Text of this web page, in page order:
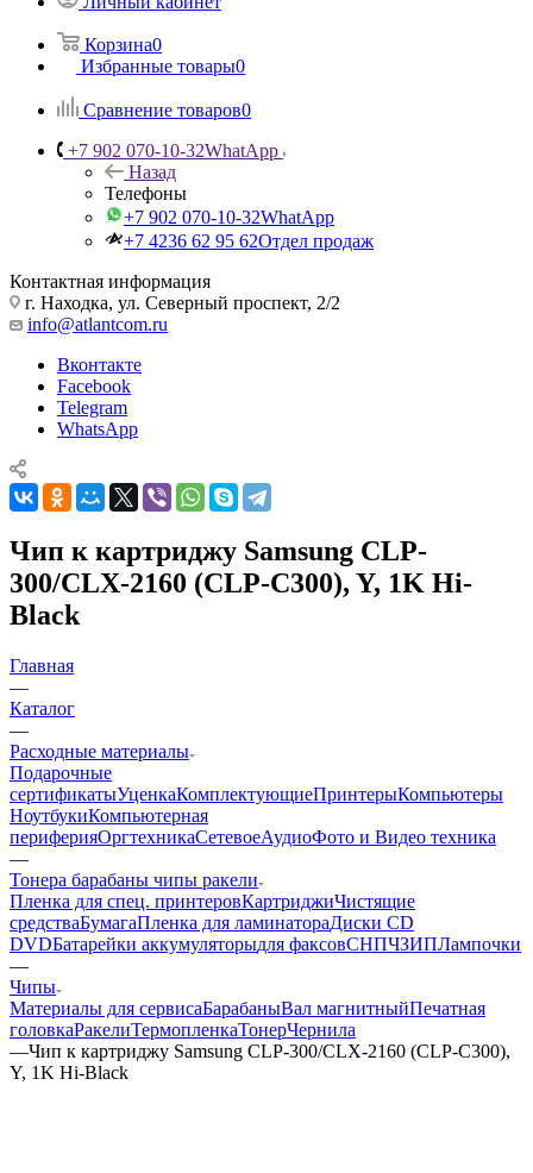
Корзина0
Избранные товары0
Сравнение товаров0
+7 902 070-10-32WhatApp
Назад
Телефоны
+7 902 070-10-32WhatApp
+7 4236 62 95 62Отдел продаж
Контактная информация
г. Находка, ул. Северный проспект, 2/2
info@atlantcom.ru
Вконтакте
Facebook
Telegram
WhatsApp
Чип к картриджу Samsung CLP-
300/CLX-2160 (CLP-C300), Y, 1K Hi-
Black
Главная
—
Каталог
—
Расходные материалы
Подарочные
сертификатыУценкаКомплектующиеПринтерыКомпьютеры
НоутбукиКомпьютерная
периферияОргтехникаСетевоеАудиоФото и Видео техника
—
Тонера барабаны чипы ракели
Пленка для спец. принтеровКартриджиЧистящие
средстваБумагаПленка для ламинатораДиски CD
DVDБатарейки аккумуляторыдля факсовСНПЧЗИПЛампочки
—
Чипы
Материалы для сервисаБарабаныВал магнитныйПечатная
головкаРакелиТермопленкаТонерЧернила
—Чип к картриджу Samsung CLP-300/CLX-2160 (CLP-C300),
Y, 1K Hi-Black